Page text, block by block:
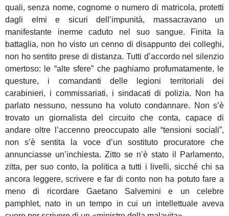
quali, senza nome, cognome o numero di matricola, protetti
dagli elmi e sicuri dell’impunità, massacravano un
manifestante inerme caduto nel suo sangue. Finita la
battaglia, non ho visto un cenno di disappunto dei colleghi,
non ho sentito prese di distanza. Tutti d’accordo nel silenzio
omertoso: le “alte sfere” che paghiamo profumatamente, le
questure, i comandanti delle legioni territoriali dei
carabinieri, i commissariati, i sindacati di polizia. Non ha
parlato nessuno, nessuno ha voluto condannare. Non s’è
trovato un giornalista del circuito che conta, capace di
andare oltre l’accenno preoccupato alle “tensioni sociali”,
non s’è sentita la voce d’un sostituto procuratore che
annunciasse un’inchiesta. Zitto se n’è stato il Parlamento,
zitta, per suo conto, la politica a tutti i livelli, sicché chi sa
ancora leggere, scrivere e far di conto non ha potuto fare a
meno di ricordare Gaetano Salvemini e un celebre
pamphlet, nato in un tempo in cui un intellettuale aveva